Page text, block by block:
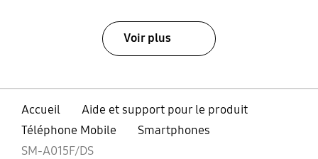
Voir plus
Accueil
Aide et support pour le produit
Téléphone Mobile
Smartphones
SM-A015F/DS